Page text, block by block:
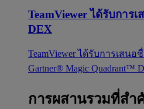
TeamViewer ได้รับการ
DEX
TeamViewer ได้รับการเสน
Gartner® Magic Quadrant™
การผสานรวมที่สำ